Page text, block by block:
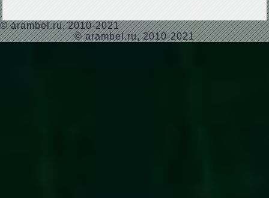
© arambel.ru, 2010-2021
© arambel.ru, 2010-2021